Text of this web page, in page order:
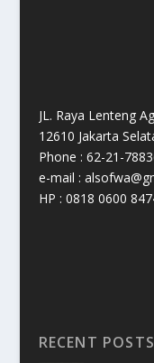
JL. Raya Lenteng
12610 Jakarta
Phone : 62-21-
e-mail :
HP : 0818 0600
RECENT POSTS